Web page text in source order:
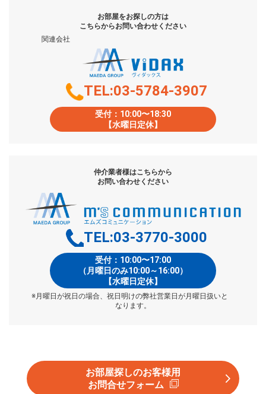
お部屋をお探しの方は
こちらからお問い合わせください
関連会社
TEL:03-5784-3907
受付：10:00〜18:30
【水曜日定休】
仲介業者様はこちらから
お問い合わせください
TEL:03-3770-3000
受付：10:00〜17:00
（月曜日のみ10:00～16:00）
【水曜日定休】
※月曜日が祝日の場合、祝日明けの弊社営業日が月曜日扱いと
なります。
お部屋探しのお客様用
お問合せフォーム